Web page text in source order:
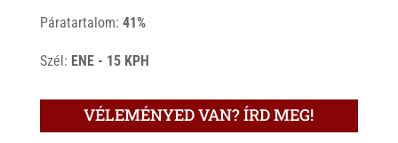
Páratartalom: 41%
Szél: ENE - 15 KPH
VÉLEMÉNYED VAN? ÍRD MEG!